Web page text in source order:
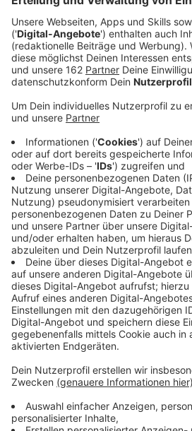
Anzeige
Der Moerser Haushalt für 2021 ist
Stadt konnte in diesem Jahr
Überschuss machen, obwohl sie
Jahr ohne zusätzliche finanzielle
Landes NRW auskommen
profitierte die Verwaltung von
gesunkenen Erträge und
durch die Pandemie isoliert
Bezirksregierung lobt die
und Verwaltung bei der
wieder kräftig investieren kann,
Kraftanstrengungen nötig, heißt
Anzeige
Moers erhielt über 66
Stärkungspakt